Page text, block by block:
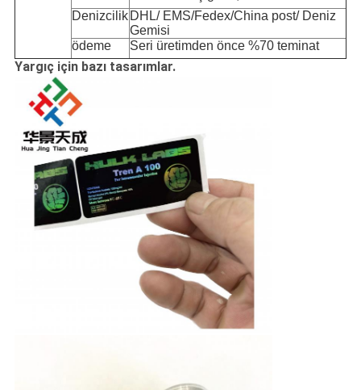
Denizcilik DHL/ EMS/Fedex/China post/ Deniz
Gemisi
ödeme
Seri üretimden önce %70 teminat
Yargıç için bazı tasarımlar.